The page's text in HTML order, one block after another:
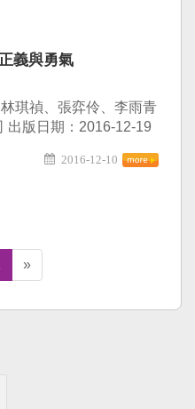
民，堅信為台灣所做
透過講唱會方式，邀請
星紫蘭、陳亮吟等人
資訊 時 間｜2021年10
辦單位｜玉山社出版公
會、彭明敏文教基金會
義與勇氣
琪禎、張弈伶、李雨青
出版日期：2016-12-19
警部補；沒有大學畢
政府為他制定紀念日？
籍警部補；沒有大學
他的正義與勇氣。 ◎
◎ 李文雄（台南文史
2016-12-10
»